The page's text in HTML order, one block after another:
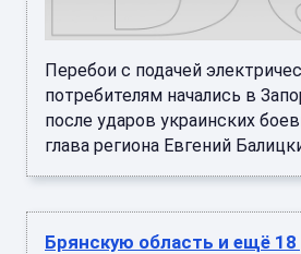
Перебои с подачей
потребителям начались в
после ударов украинских
глава региона Евгений
Брянскую область и ещё